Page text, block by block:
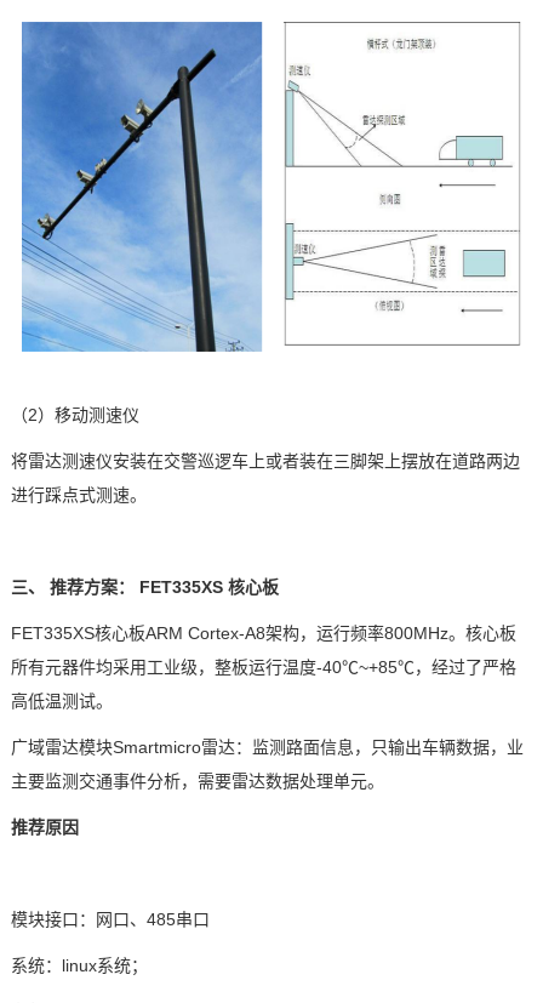
（2）移动测速仪
将雷达测速仪安装在交警巡逻车上或者装在三脚架上摆放在道路两边
进行踩点式测速。
三、 推荐方案： FET335XS 核心板
FET335XS核心板ARM Cortex-A8架构，运行频率800MHz。核心板
所有元器件均采用工业级，整板运行温度-40℃~+85℃，经过了严格
高低温测试。
广域雷达模块Smartmicro雷达：监测路面信息，只输出车辆数据，业
主要监测交通事件分析，需要雷达数据处理单元。
推荐原因
模块接口：网口、 485串口
系统： linux系统；